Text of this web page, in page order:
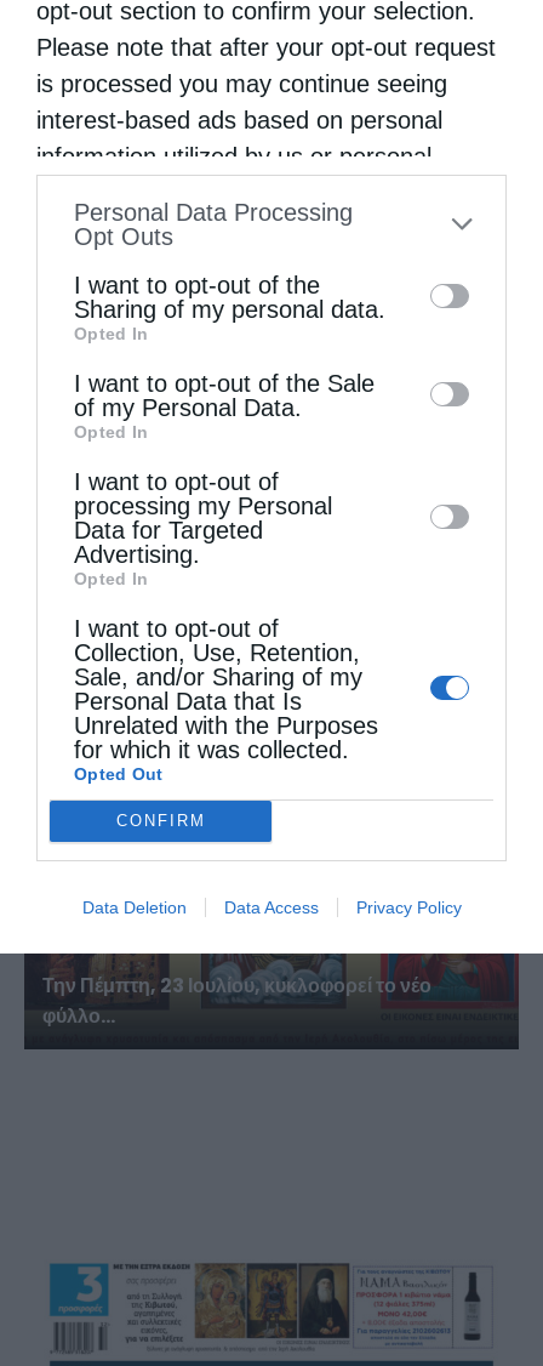
opt-out section to confirm your selection.
Please note that after your opt-out request
is processed you may continue seeing
interest-based ads based on personal
information utilized by us or personal
to your opt-out. You may separately opt-out
information by third parties on the IAB’s list
of downstream participants. This
information may also be disclosed by us to
third parties on theIAB’s List of
Downstream Participants
disclose it to other third parties.
Personal Data Processing
Opt Outs
I want to opt-out of the
Sharing of my personal data.
Opted In
I want to opt-out of the Sale
of my Personal Data.
Opted In
I want to opt-out of
processing my Personal
Data for Targeted
Advertising.
Opted In
I want to opt-out of
Collection, Use, Retention,
Sale, and/or Sharing of my
Personal Data that Is
Unrelated with the Purposes
for which it was collected.
Opted Out
CONFIRM
Data Deletion Data Access Privacy Policy
Την Πέμπτη, 30 Ιουλίου, κυκλοφορεί το νέο
φύλλο...
Την Πέμπτη, 23 Ιουλίου, κυκλοφορεί το νέο
φύλλο...
Την Πέμπτη, 23 Ιουλίου, κυκλοφορεί το νέο
φύλλο...